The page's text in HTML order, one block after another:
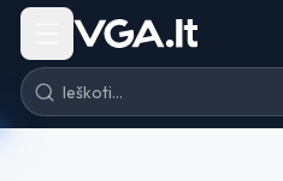
Pereiti į turinį